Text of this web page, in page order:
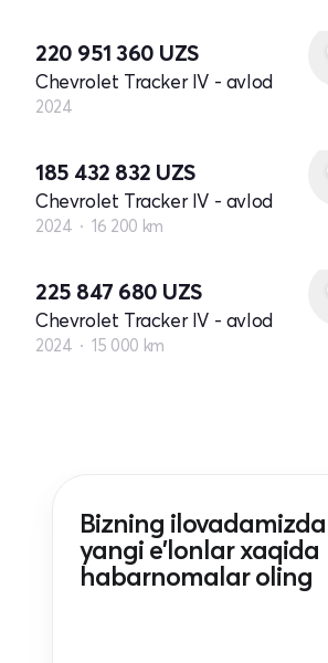
220 951 360 UZS
Chevrolet Tracker IV - avlod
2024
185 432 832 UZS
Chevrolet Tracker IV - avlod
2024 16 200 km
225 847 680 UZS
Chevrolet Tracker IV - avlod
2024 15 000 km
Bizning ilovadamizda
yangi e'lonlar xaqida
habarnomalar oling